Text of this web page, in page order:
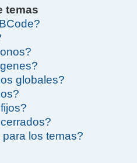
temas
globales?
los temas?